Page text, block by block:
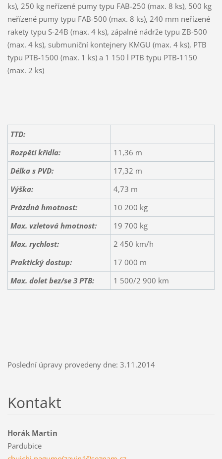
ks), 250 kg neřízené pumy typu FAB-250 (max. 8 ks), 500 kg
neřízené pumy typu FAB-500 (max. 8 ks), 240 mm neřízené
rakety typu S-24B (max. 4 ks), zápalné nádrže typu ZB-500
(max. 4 ks), submuniční kontejnery KMGU (max. 4 ks), PTB
typu PTB-1500 (max. 1 ks) a 1 150 l PTB typu PTB-1150
(max. 2 ks)
TTD:
Rozpětí křídla:
11,36 m
Délka s PVD:
17,32 m
Výška:
4,73 m
Prázdná hmotnost:
10 200 kg
Max. vzletová hmotnost:
19 700 kg
Max. rychlost:
2 450 km/h
Praktický dostup:
17 000 m
Max. dolet bez/se 3 PTB:
1 500/2 900 km
Poslední úpravy provedeny dne: 3.11.2014
Kontakt
Horák Martin
Pardubice